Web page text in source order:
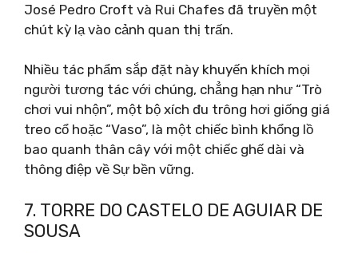
José Pedro Croft và Rui Chafes đã truyền một
chút kỳ lạ vào cảnh quan thị trấn.
Nhiều tác phẩm sắp đặt này khuyến khích mọi
người tương tác với chúng, chẳng hạn như “Trò
chơi vui nhộn”, một bộ xích đu trông hơi giống giá
treo cổ hoặc “Vaso”, là một chiếc bình khổng lồ
bao quanh thân cây với một chiếc ghế dài và
thông điệp về Sự bền vững.
7. TORRE DO CASTELO DE AGUIAR DE
SOUSA